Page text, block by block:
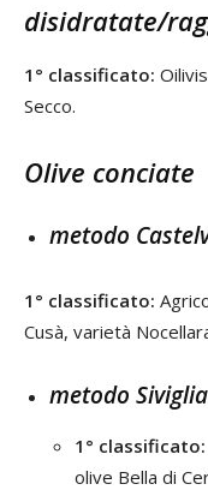
disidratate/
1° classificato:
Secco.
Olive conciate
metodo
1° classificato:
Cusà, varietà
metodo
1° classificato:
olive Bella di